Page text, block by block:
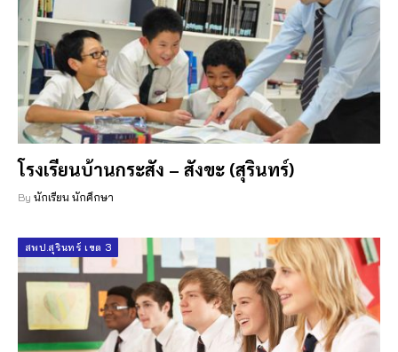
โรงเรียนบ้านกระสัง – สังขะ (สุรินทร์)
By นักเรียน นักศึกษา
สพป.สุรินทร์ เขต 3